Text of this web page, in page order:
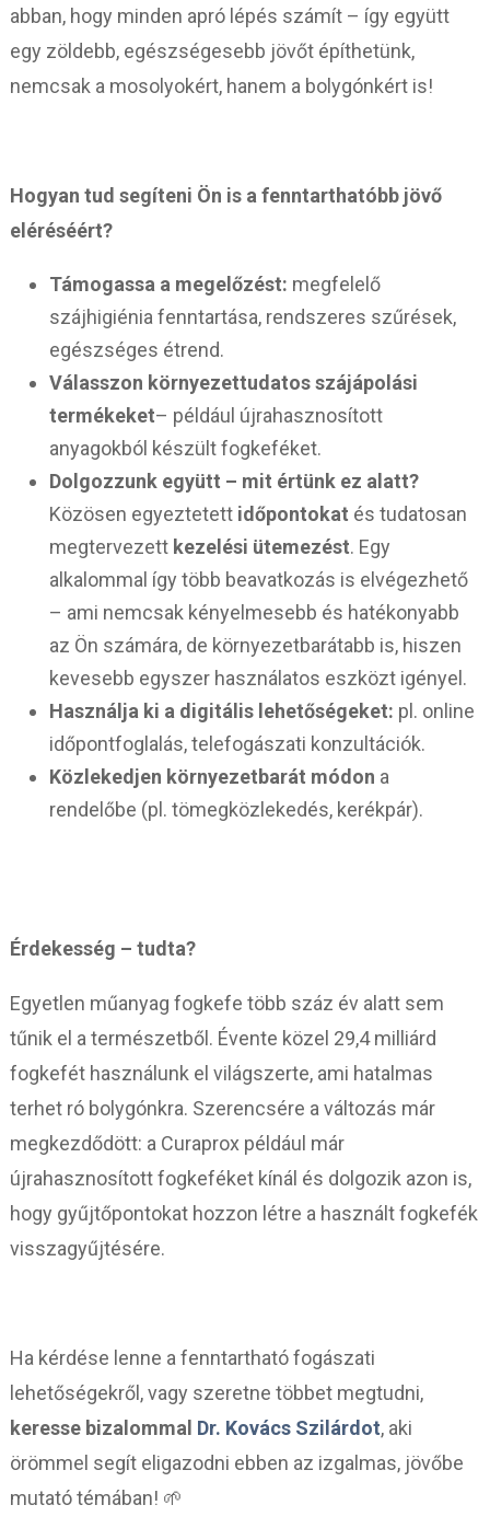
abban, hogy minden apró lépés számít – így együtt
egy zöldebb, egészségesebb jövőt építhetünk,
nemcsak a mosolyokért, hanem a bolygónkért is!
Hogyan tud segíteni Ön is a fenntarthatóbb jövő
eléréséért?
Támogassa a megelőzést: megfelelő
szájhigiénia fenntartása, rendszeres szűrések,
egészséges étrend.
Válasszon környezettudatos szájápolási
termékeket– például újrahasznosított
anyagokból készült fogkeféket.
Dolgozzunk együtt – mit értünk ez alatt?
Közösen egyeztetettidőpontokat és tudatosan
megtervezett kezelési ütemezést. Egy
alkalommal így több beavatkozás is elvégezhető
– ami nemcsak kényelmesebb és hatékonyabb
az Ön számára, de környezetbarátabb is, hiszen
kevesebb egyszer használatos eszközt igényel.
Használja ki a digitális lehetőségeket: pl. online
időpontfoglalás, telefogászati konzultációk.
Közlekedjen környezetbarát módon a
rendelőbe (pl. tömegközlekedés, kerékpár).
Érdekesség – tudta?
Egyetlen műanyag fogkefe több száz év alatt sem
tűnik el a természetből. Évente közel 29,4 milliárd
fogkefét használunk el világszerte, ami hatalmas
terhet ró bolygónkra. Szerencsére a változás már
megkezdődött: a Curaprox például már
újrahasznosított fogkeféket kínál és dolgozik azon is,
hogy gyűjtőpontokat hozzon létre a használt fogkefék
visszagyűjtésére.
Ha kérdése lenne a fenntartható fogászati
lehetőségekről, vagy szeretne többet megtudni,
keresse bizalommal Dr. Kovács Szilárdot, aki
örömmel segít eligazodni ebben az izgalmas, jövőbe
mutató témában! 🌱